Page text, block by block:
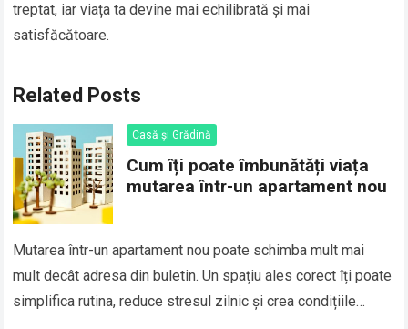
treptat, iar viața ta devine mai echilibrată și mai
satisfăcătoare.
Related Posts
Casă și Grădină
Cum îți poate îmbunătăți viața
mutarea într-un apartament nou
Mutarea într-un apartament nou poate schimba mult mai
mult decât adresa din buletin. Un spațiu ales corect îți poate
simplifica rutina, reduce stresul zilnic și crea condițiile